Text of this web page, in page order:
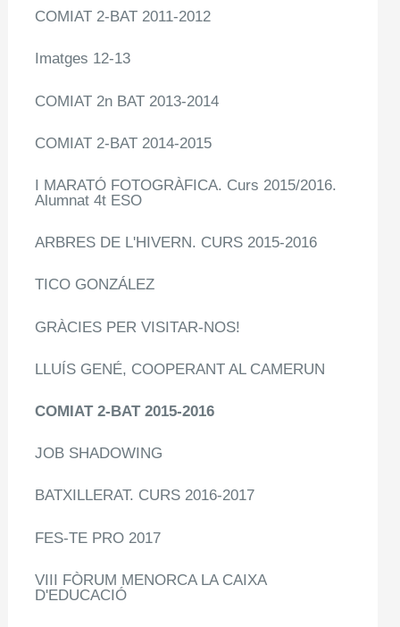
COMIAT 2-BAT 2011-2012
Imatges 12-13
COMIAT 2n BAT 2013-2014
COMIAT 2-BAT 2014-2015
I MARATÓ FOTOGRÀFICA. Curs 2015/2016.
Alumnat 4t ESO
ARBRES DE L'HIVERN. CURS 2015-2016
TICO GONZÁLEZ
GRÀCIES PER VISITAR-NOS!
LLUÍS GENÉ, COOPERANT AL CAMERUN
COMIAT 2-BAT 2015-2016
JOB SHADOWING
BATXILLERAT. CURS 2016-2017
FES-TE PRO 2017
VIII FÒRUM MENORCA LA CAIXA
D'EDUCACIÓ